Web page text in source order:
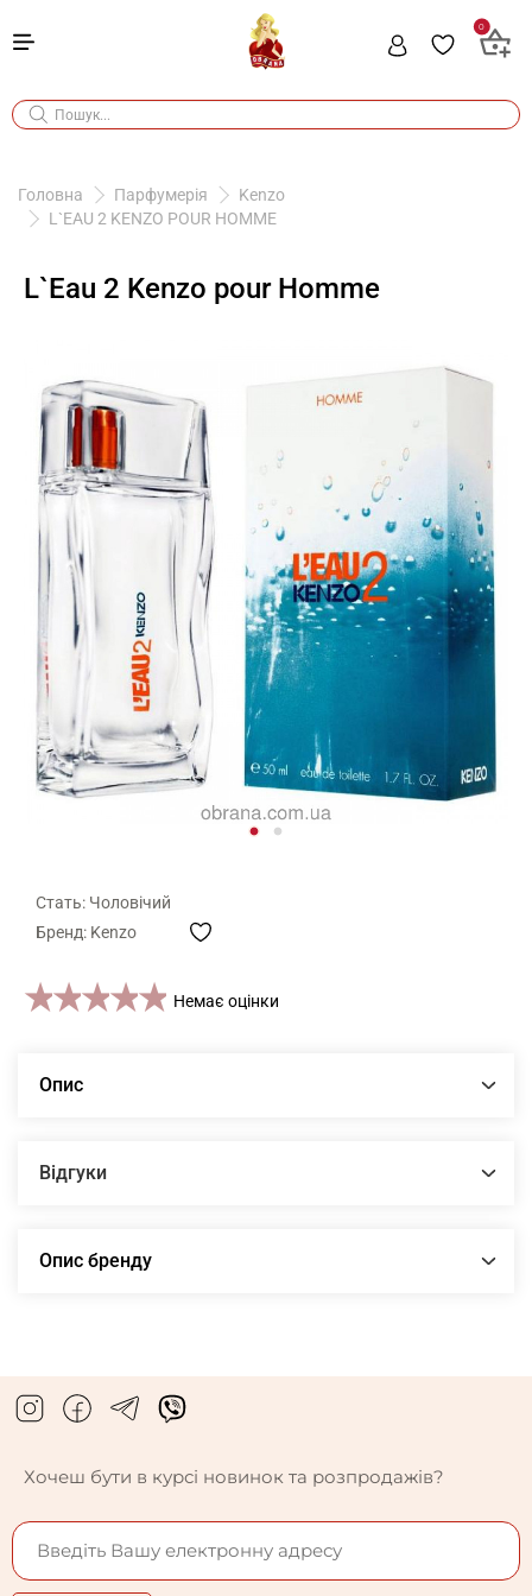
0
Головна Парфумерія
Kenzo
L`EAU 2 KENZO POUR HOMME
L`Eau 2 Kenzo pour Homme
Стать: Чоловічий
Бренд: Kenzo
5 stars
4 stars
3 stars
2 stars
1 star Немає оцінки
Опис
Відгуки
Опис бренду
Хочеш бути в курсі новинок та розпродажів?